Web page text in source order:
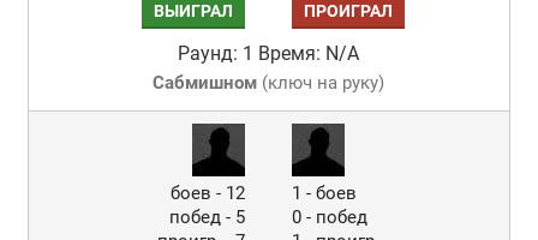
ВЫИГРАЛ ПРОИГРАЛ
Раунд: 1 Время: N/A
Сабмишном (ключ на руку)
боев - 12
побед - 5
1 - боев
0 - побед